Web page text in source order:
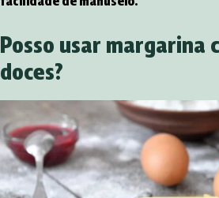
Posso usar margarina
doces?